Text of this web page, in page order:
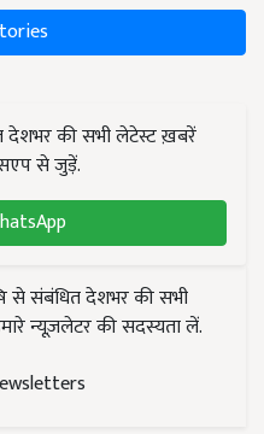
देशभर की सभी लेटेस्ट ख़बरें
से जुड़ें.
से संबंधित देशभर की सभी
न्यूज़लेटर की सदस्यता लें.